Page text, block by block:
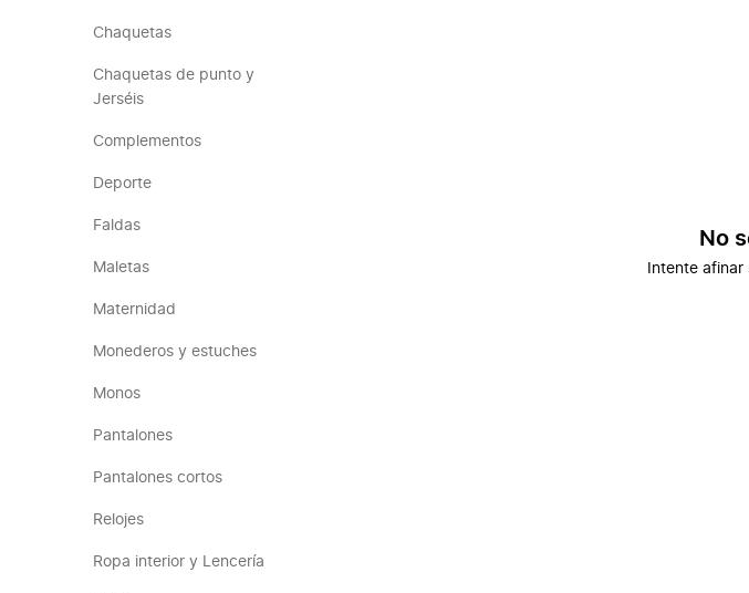
Chaquetas
Chaquetas de punto y
Jerséis
Complementos
Deporte
Faldas
Maletas
Maternidad
Monederos y estuches
Monos
Pantalones
Pantalones cortos
Relojes
Ropa interior y Lencería
No
Intente